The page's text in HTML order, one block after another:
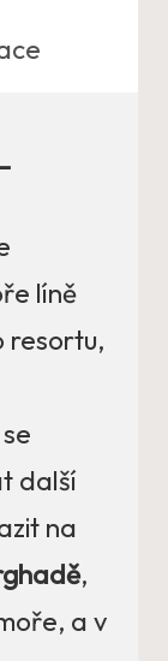
líně
resortu,
další
na
,
a v